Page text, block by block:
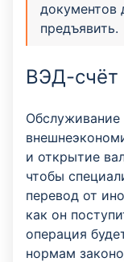
документов
предъявить.
ВЭД-счёт
Обслуживание
и открытие
чтобы
перевод от
как он
операция
нормам